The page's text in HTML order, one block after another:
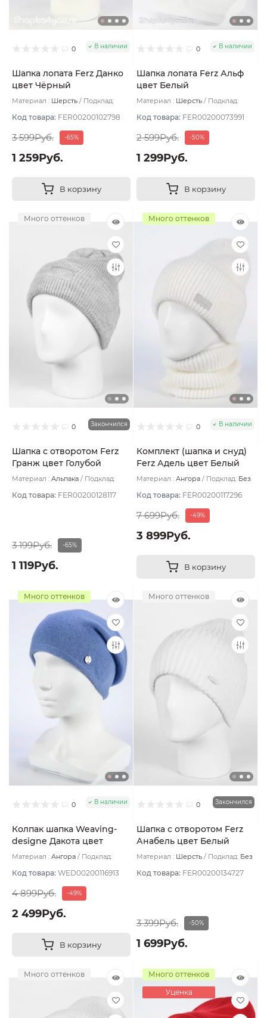
0 В наличии
Шапка лопата Ferz Данко
цвет Чёрный
Материал : Шерсть
Подклад:
Код товара: FER00200102798
3 599Руб. -65%
1 259Руб.
В корзину
0 В наличии
Шапка лопата Ferz Альф
цвет Белый
Материал : Шерсть
Подклад:
Код товара: FER00200073991
2 599Руб. -50%
1 299Руб.
В корзину
Много оттенков
0 Закончился
Шапка с отворотом Ferz
Гранж цвет Голубой
светлый
Материал : Альпака
Подклад:
Код товара: FER00200128117
3 199Руб. -65%
1 119Руб.
Много оттенков
0 В наличии
Комплект (шапка и снуд)
Ferz Адель цвет Белый
Материал : Ангора Подклад: Без
Код товара: FER00200117296
7 699Руб. -49%
3 899Руб.
В корзину
Много оттенков
0 В наличии
Колпак шапка Weaving-
designe Дакота цвет
Голубой
Материал : Ангора
Подклад:
Код товара: WED00200116913
4 899Руб. -49%
2 499Руб.
В корзину
Много оттенков
0 Закончился
Шапка с отворотом Ferz
Анабель цвет Белый
Материал : Шерсть Подклад: Без
Код товара: FER00200134727
3 399Руб. -50%
1 699Руб.
Много оттенков
Много оттенков
Уценка